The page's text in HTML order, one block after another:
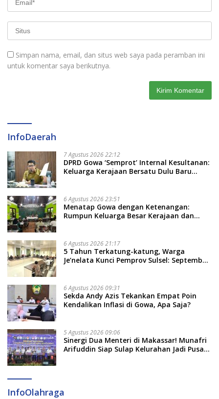
Simpan nama, email, dan situs web saya pada peramban ini
untuk komentar saya berikutnya.
InfoDaerah
7 Agustus 2026 22:12
DPRD Gowa ‘Semprot’ Internal Kesultanan:
Keluarga Kerajaan Bersatu Dulu Baru
6 Agustus 2026 23:51
Menatap Gowa dengan Ketenangan:
Rumpun Keluarga Besar Kerajaan dan
Soal Adat dan Adab
6 Agustus 2026 21:17
5 Tahun Terkatung-katung, Warga
Je’nelata Kunci Pemprov Sulsel: September
6 Agustus 2026 09:31
Sekda Andy Azis Tekankan Empat Poin
Kendalikan Inflasi di Gowa, Apa Saja?
5 Agustus 2026 09:06
Sinergi Dua Menteri di Makassar! Munafri
Arifuddin Siap Sulap Kelurahan Jadi Pusat
InfoOlahraga